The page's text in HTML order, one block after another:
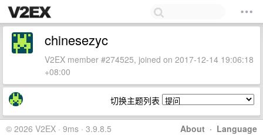
chinesezyc
V2EX member #274525, joined on 2017-12-14 19:06:18
+08:00
切换主题列表
About · Language
© 2026 V2EX · 9ms · 3.9.8.5